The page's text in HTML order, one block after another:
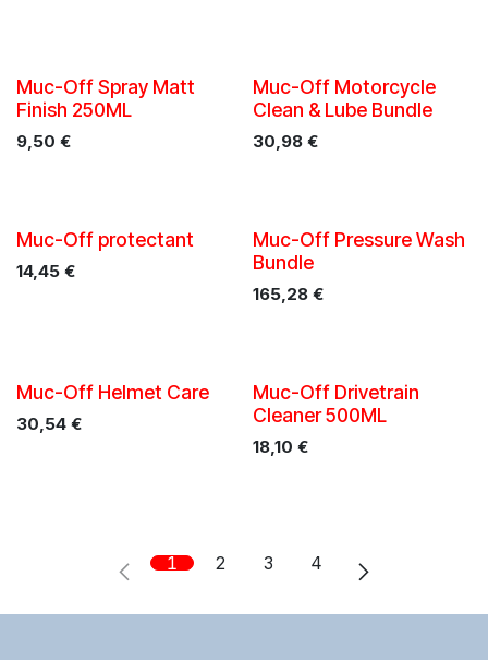
Muc-Off Spray Matt
Finish 250ML
9,50 €
Muc-Off Motorcycle
Clean & Lube Bundle
30,98€
Muc-Off protectant
14,45 €
Muc-Off Pressure Wash
Bundle
165,28€
Muc-Off Helmet Care
30,54 €
Muc-Off Drivetrain
Cleaner 500ML
18,10 €
1 2 3 4